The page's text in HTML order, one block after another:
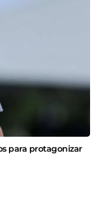
para protagonizar